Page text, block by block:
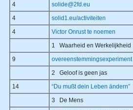
4
solide@2fd.eu
4
solid1.eu/activiteiten
4
Victor Onrust te noemen
1 Waarheid en Werkelijkheid
9
overeenstemmingsexperiment
2 Geloof is geen jas
14
“Du mußt dein Leben ändern”
3 De Mens